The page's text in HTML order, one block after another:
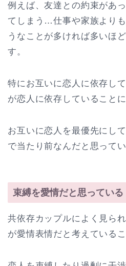
例えば、友達との約束があ
てしまう…仕事や家族より
うなことが多ければ多いほ
す。
特にお互いに恋人に依存し
が恋人に依存していること
お互いに恋人を最優先にし
で当たり前なんだと思ってい
束縛を愛情だと思っている
共依存カップルによく見ら
が愛情表情だと考えている